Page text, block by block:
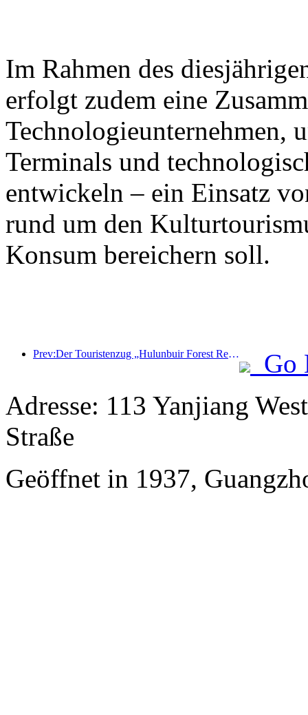
Im Rahmen des
erfolgt zudem eine
Technologieunternehmen,
Terminals und
entwickeln – ein Einsatz
rund um den
Konsum bereichern soll.
Prev:Der Touristenzug „Hulunbuir Forest Rendezvous - Daxinganling Express - Starlight Train - Tianyi Journey“ tritt seine Jungfernfahrt an.
Go
Adresse: 113 Yanjiang
Straße
Geöffnet in 1937,